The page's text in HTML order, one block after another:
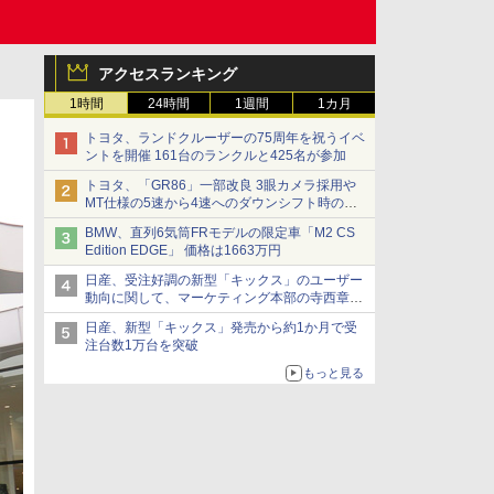
アクセスランキング
1時間 24時間 1週間 1カ月
トヨタ、ランドクルーザーの75周年を祝うイベ
ントを開催 161台のランクルと425名が参加
トヨタ、「GR86」一部改良 3眼カメラ採用や
MT仕様の5速から4速へのダウンシフト時の操
作性向上など
BMW、直列6気筒FRモデルの限定車「M2 CS
Edition EDGE」 価格は1663万円
日産、受注好調の新型「キックス」のユーザー
動向に関して、マーケティング本部の寺西章氏
が解説
日産、新型「キックス」発売から約1か月で受
注台数1万台を突破
もっと見る